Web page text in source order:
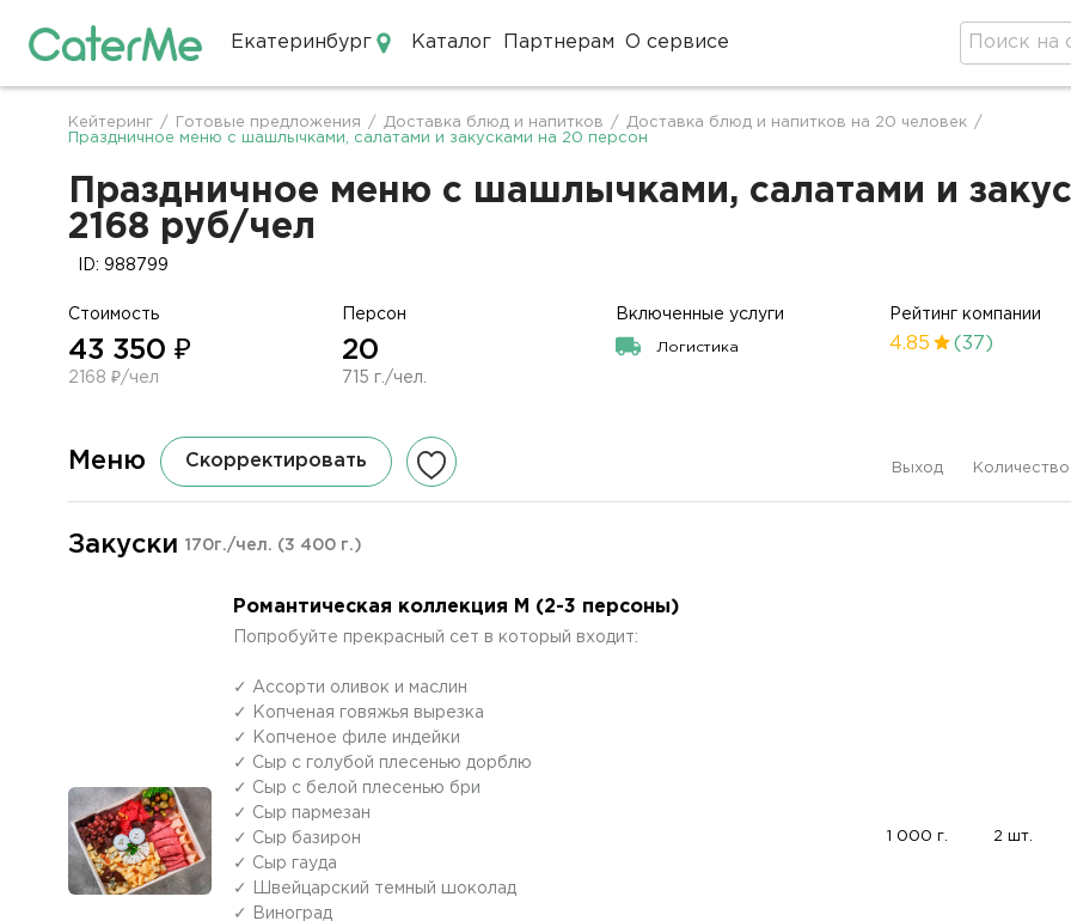
Екатеринбург Каталог Партнерам О сервисе
Строка
Кейтеринг / Готовые предложения / Доставка блюд и напитков / Доставка блюд и напитков на 20 человек
/
Праздничное меню с шашлычками, салатами и закусками на 20 персон
Праздничное меню с шашлычками, салатами и
2168 руб/чел
ID: 988799
Стоимость
43 350 ₽
2168 ₽/чел
Персон
20
715 г./чел.
Включенные услуги
Логистика
Рейтинг компании
4.85 (37)
Меню Скорректировать Выход Количество
Закуски 170г./чел. (3 400 г.)
Романтическая коллекция M (2-3 персоны)
Попробуйте прекрасный сет в который входит:
✓ Ассорти оливок и маслин
✓ Копченая говяжья вырезка
✓ Копченое филе индейки
✓ Сыр с голубой плесенью дорблю
✓ Сыр с белой плесенью бри
✓ Сыр пармезан
✓ Сыр базирон
✓ Сыр гауда
✓ Швейцарский темный шоколад
✓ Виноград
1 000 г. 2 шт.